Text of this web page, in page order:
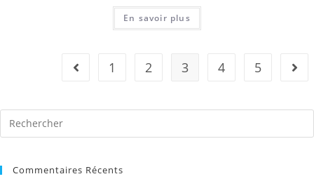
En savoir plus
1 2 3 4 5
Commentaires Récents